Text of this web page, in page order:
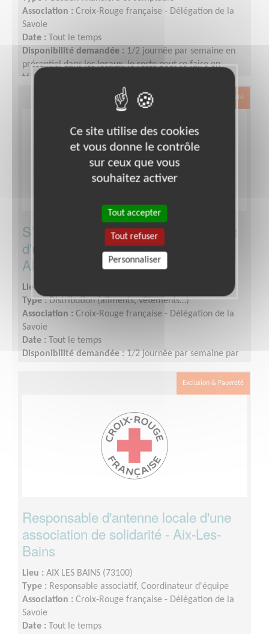
Association : Croix-Rouge française - Délégation de la
Savoie
Date : Tout le temps
Disponibilité demandée : 1/2 journée par semaine en
présentiel dans les locaux, le reste peut se faire en
télébénévolat.
Exclusion & Pauvreté
S'investir dans une boutique solidaire
d'une association de solidarité à
Albertville
Lieu :
Type :Distribution (aliments, vêtements…)
Association : Croix-Rouge française - Délégation de la
Savoie
Date : Tout le temps
Disponibilité demandée :1/2 journée par semaine par
Exclusion & Pauvreté
Responsable d'antenne locale d'une
association de solidarité - Aix-Les-
Bains
Lieu : AIX LES BAINS (73100)
Type : Responsable associatif, Coordinateur d'équipe
Association : Croix-Rouge française - Délégation de la
Savoie
Date : Tout le temps
Ce site utilise des cookies
et vous donne le contrôle
sur ceux que vous
souhaitez activer
Tout accepter
Tout refuser
Personnaliser